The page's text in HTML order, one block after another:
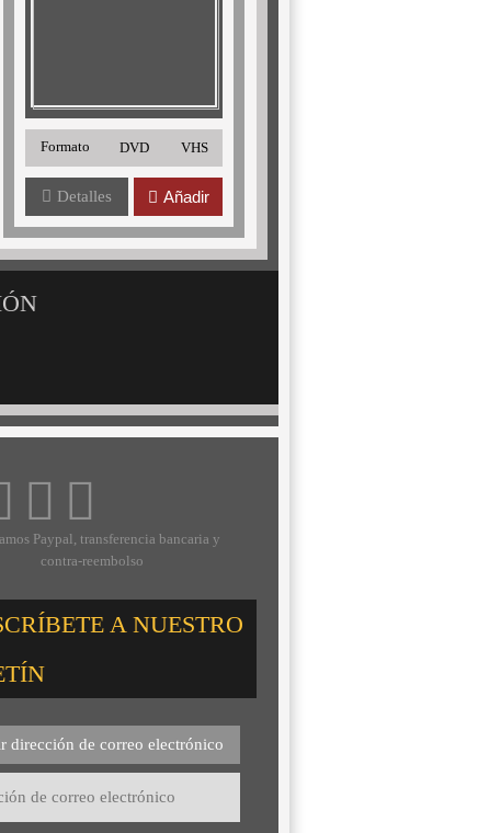
Formato DVD VHS
Detalles Añadir
Paypal, transferencia bancaria y
contra-reembolso
A NUESTRO
dirección de correo electrónico